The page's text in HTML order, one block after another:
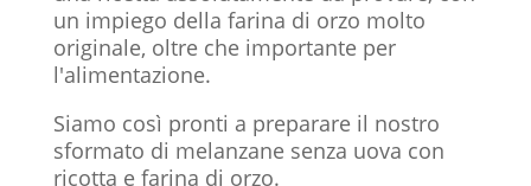
un impiego della farina di orzo molto
originale, oltre che importante per
l'alimentazione.
Siamo così pronti a preparare il nostro
sformato di melanzane senza uova con
ricotta e farina di orzo.